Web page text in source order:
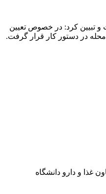
و تبیین کرد: در خصوص تعیین
در دستور کار قرار گرفت.
غذا و دارو دانشگاه